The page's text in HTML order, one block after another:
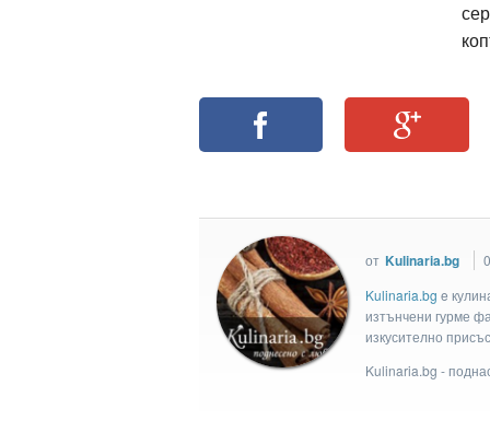
от Kulinaria.bg
Kulinaria.bg e
изтънчени гурме
изкусително
Kulinaria.bg -